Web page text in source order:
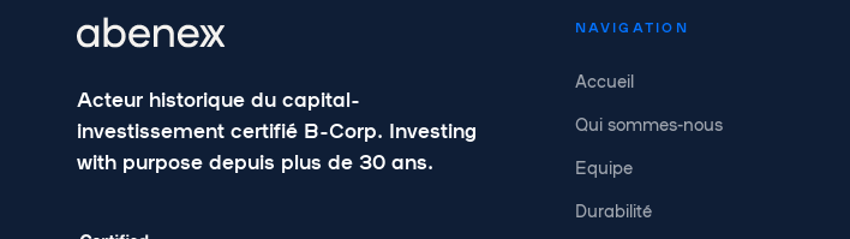
Acteur historique du capital-
investissement certifié B-Corp. Investing
with purpose depuis plus de 30 ans.
NAVIGATION
Accueil
Qui sommes-nous
Equipe
Durabilité